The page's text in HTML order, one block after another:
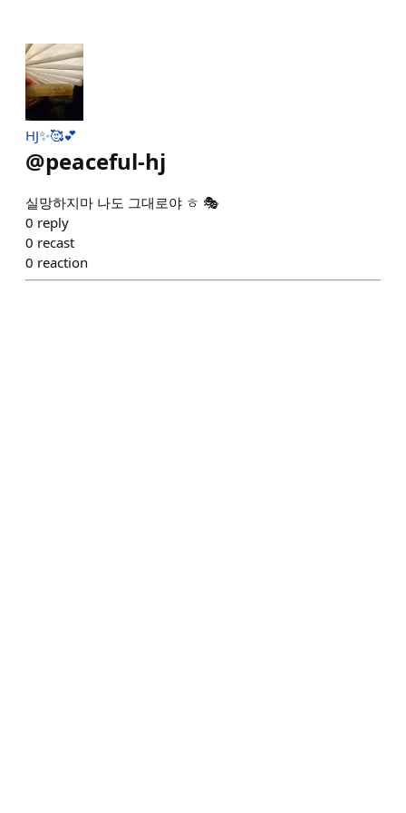
HJ✨️🥰💕
@peaceful-hj
실망하지마 나도 그대로야 ㅎ 🎭
0 reply
0 recast
0 reaction